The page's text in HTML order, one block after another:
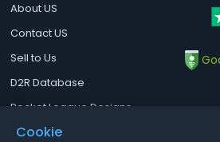
About US
Contact US
Sell to Us
D2R Database
Rocket League Designs
Cookie